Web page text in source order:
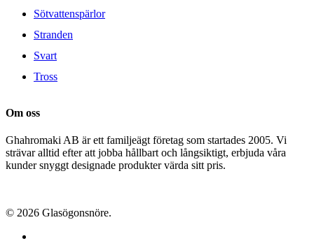
Sötvattenspärlor
Stranden
Svart
Tross
Om oss
Ghahromaki AB är ett familjeägt företag som startades 2005. Vi
strävar alltid efter att jobba hållbart och långsiktigt, erbjuda våra
kunder snyggt designade produkter värda sitt pris.
© 2026 Glasögonsnöre.